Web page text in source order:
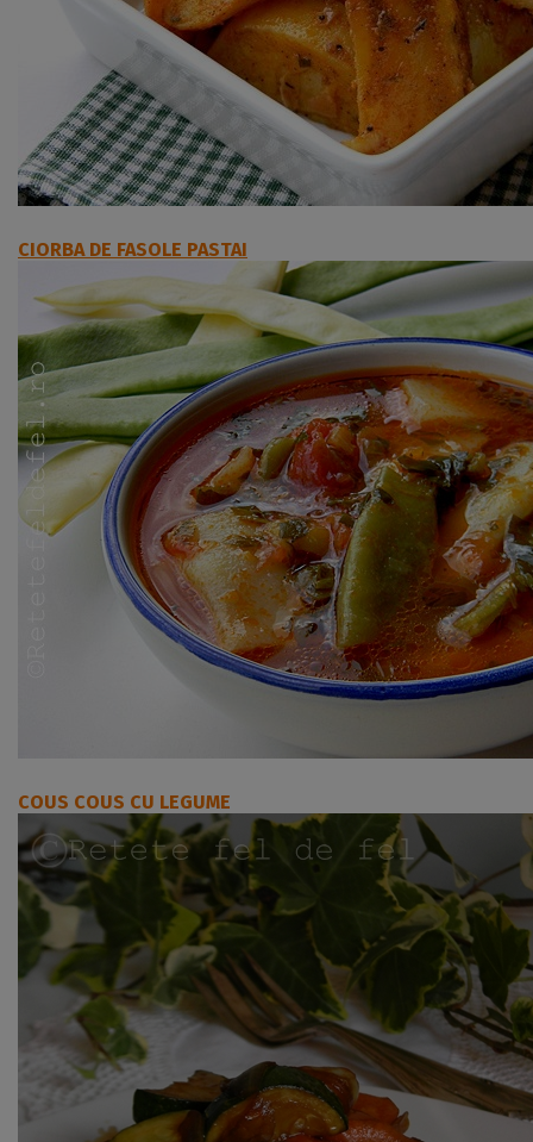
CIORBA DE FASOLE PASTAI
COUS COUS CU LEGUME